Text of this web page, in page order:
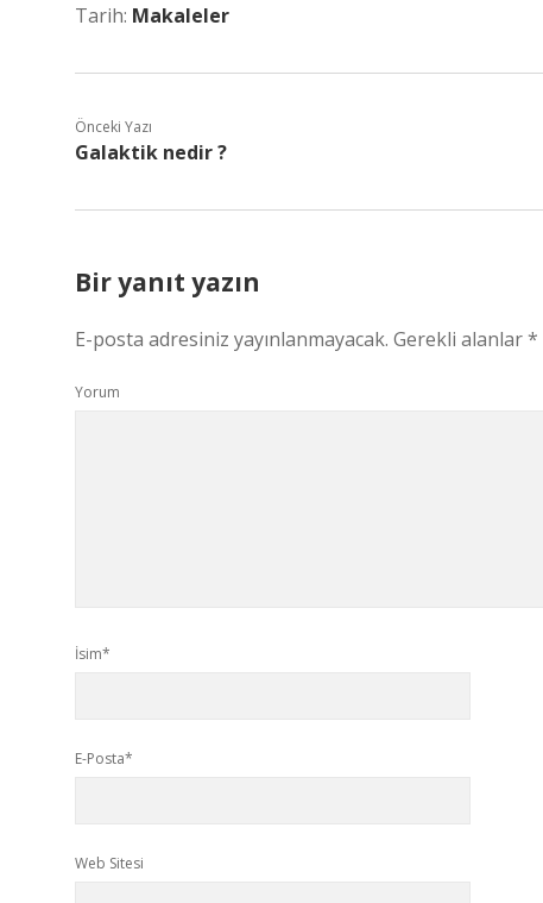
Tarih: Makaleler
Önceki Yazı
Galaktik nedir ?
Bir yanıt yazın
E-posta adresiniz yayınlanmayacak. Gerekli alanlar*
Yorum
İsim*
E-Posta*
Web Sitesi